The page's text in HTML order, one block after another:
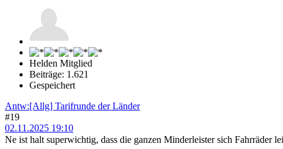
Helden Mitglied
Beiträge: 1.621
Gespeichert
Antw:[Allg] Tarifrunde der Länder
#19
02.11.2025 19:10
Ne ist halt superwichtig, dass die ganzen Minderleister sich Fahrräder